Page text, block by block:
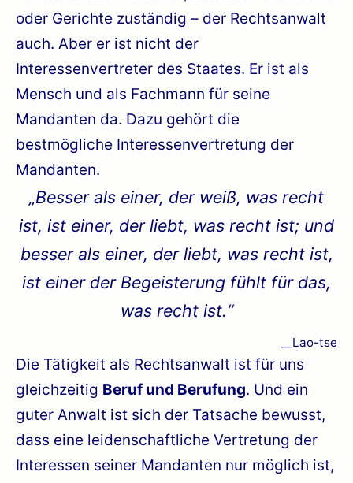
oder Gerichte zuständig – der Rechtsanwalt
auch. Aber er ist nicht der
Interessenvertreter des Staates. Er ist als
Mensch und als Fachmann für seine
Mandanten da. Dazu gehört die
bestmögliche Interessenvertretung der
Mandanten.
„Besser als einer, der weiß, was recht
ist, ist einer, der liebt, was recht ist; und
besser als einer, der liebt, was recht ist,
ist einer der Begeisterung fühlt für das,
was recht ist.“
__Lao-tse
Die Tätigkeit als Rechtsanwalt ist für uns
gleichzeitig Beruf und Berufung. Und ein
guter Anwalt ist sich der Tatsache bewusst,
dass eine leidenschaftliche Vertretung der
Interessen seiner Mandanten nur möglich ist,